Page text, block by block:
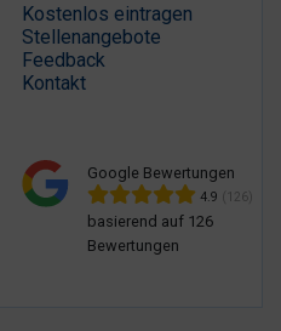
Kostenlos eintragen
Stellenangebote
Feedback
Kontakt
Google Bewertungen
4.9 (126)
basierend auf 126
Bewertungen